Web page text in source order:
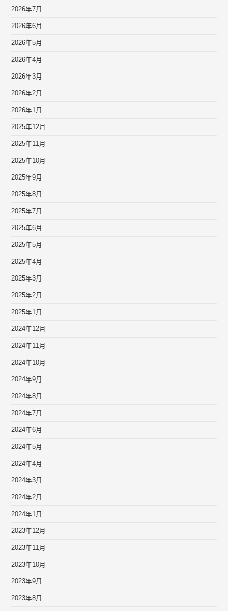
2026年7月
2026年6月
2026年5月
2026年4月
2026年3月
2026年2月
2026年1月
2025年12月
2025年11月
2025年10月
2025年9月
2025年8月
2025年7月
2025年6月
2025年5月
2025年4月
2025年3月
2025年2月
2025年1月
2024年12月
2024年11月
2024年10月
2024年9月
2024年8月
2024年7月
2024年6月
2024年5月
2024年4月
2024年3月
2024年2月
2024年1月
2023年12月
2023年11月
2023年10月
2023年9月
2023年8月